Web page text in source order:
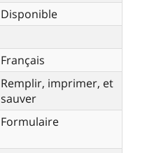
Disponible
Français
Remplir, imprimer, et
sauver
Formulaire